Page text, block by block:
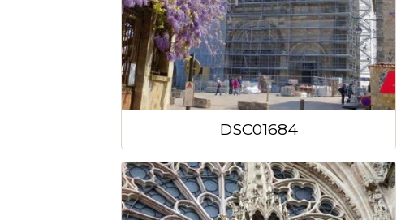
DSC01684